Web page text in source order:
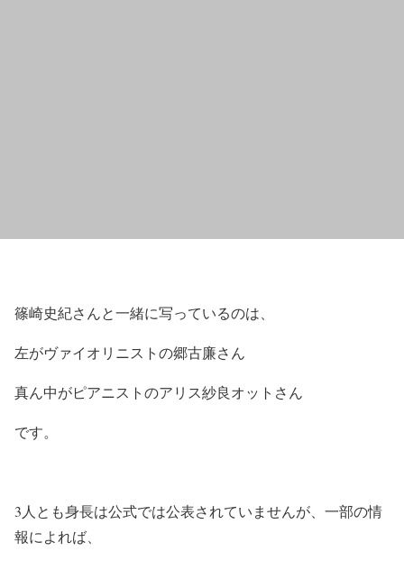
篠崎史紀さんと一緒に写っているのは、
左がヴァイオリニストの郷古廉さん
真ん中がピアニストのアリス紗良オットさん
です。
3人とも身長は公式では公表されていませんが、一部の情
報によれば、